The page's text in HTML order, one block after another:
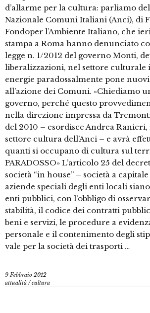
d’allarme per la cultura: parliamo
Nazionale Comuni Italiani (Anci), di
Fondoper l’Ambiente Italiano, che
stampa a Roma hanno denunciato
legge n. 1/2012 del governo Monti,
liberalizzazioni, nel settore culturale
energie paradossalmente pone
all’azione dei Comuni. «Chiediamo
governo, perché questo
nella direzione impressa da
del 2010 – esordisce Andrea
settore cultura dell’Anci – e avrà
quanti si occupano di cultura sul
PARADOSSO» L’articolo 25 del
società “in house” – società a
aziende speciali degli enti locali
enti pubblici, con l’obbligo di
stabilità, il codice dei contratti
beni e servizi, le procedure a
personale e il contenimento degli
vale per la società dei trasporti …
9 Febbraio 2012
attualità /cultura